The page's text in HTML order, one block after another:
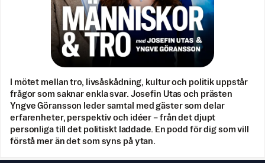
I mötet mellan tro, livsåskådning, kultur och politik uppstår
frågor som saknar enkla svar. Josefin Utas och prästen
Yngve Göransson leder samtal med gäster som delar
erfarenheter, perspektiv och idéer – från det djupt
personliga till det politiskt laddade. En podd för dig som vill
förstå mer än det som syns på ytan.